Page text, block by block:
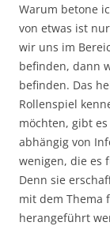
Warum betone
von etwas ist
wir uns im
befinden, dann
befinden. Das
Rollenspiel
möchten, gibt
abhängig von
wenigen, die es
Denn sie
mit dem Thema
herangeführt